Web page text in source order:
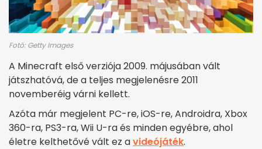
Fotó: Getty Images
A Minecraft első verziója 2009. májusában vált
játszhatóvá, de a teljes megjelenésre 2011
novemberéig várni kellett.
Azóta már megjelent PC-re, iOS-re, Androidra, Xbox
360-ra, PS3-ra, Wii U-ra és minden egyébre, ahol
életre kelthetővé vált ez avideójáték.